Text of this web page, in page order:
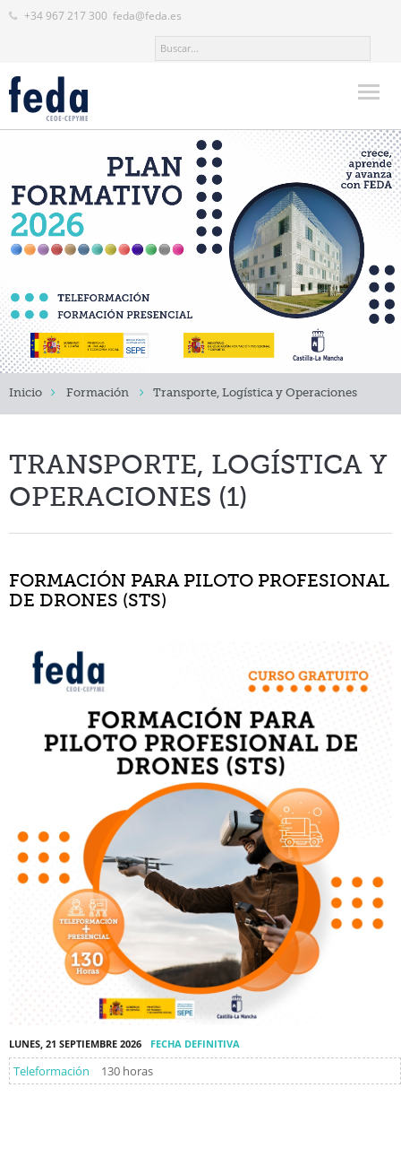
+34 967 217 300 feda@feda.es
Inicio
Actualidad
Servicios
Formación
Contacto
Inicio Formación Transporte, Logística y Operaciones
TRANSPORTE, LOGÍSTICA Y
OPERACIONES (1)
FORMACIÓN PARA PILOTO PROFESIONAL
DE DRONES (STS)
LUNES, 21 SEPTIEMBRE 2026 FECHA DEFINITIVA
Teleformación 130 horas